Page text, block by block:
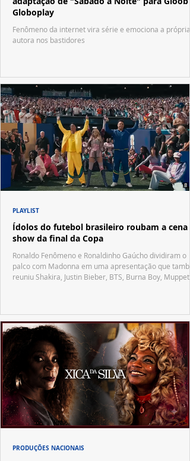
Globoplay
Fenômeno da internet vira série e emociona a própria
autora nos bastidores
Ídolos do futebol brasileiro roubam a cena
show da final da Copa
Ronaldo Fenômeno e Ronaldinho Gaúcho dividiram o
palco com Madonna em uma apresentação que
reuniu Shakira, Justin Bieber, BTS, Burna Boy, Muppets,
PLAYLIST
PRODUÇÕES NACIONAIS